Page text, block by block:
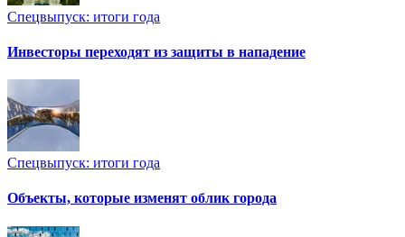
Спецвыпуск: итоги года
Инвесторы переходят из защиты в нападение
Спецвыпуск: итоги года
Объекты, которые изменят облик города